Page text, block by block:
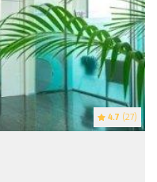
4.7 (27)